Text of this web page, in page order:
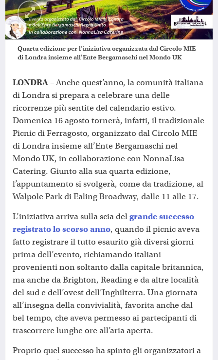
Quarta edizione per l’iniziativa organizzata dal Circolo MIE
di Londra insieme all’Ente Bergamaschi nel Mondo UK
LONDRA –Anche quest’anno, la comunità italiana
di Londra si prepara a celebrare una delle
ricorrenze più sentite del calendario estivo.
Domenica 16 agosto tornerà, infatti, il tradizionale
Picnic di Ferragosto, organizzato dal Circolo MIE
di Londra insieme all’Ente Bergamaschi nel
Mondo UK, in collaborazione con NonnaLisa
Catering. Giunto alla sua quarta edizione,
l’appuntamento si svolgerà, come da tradizione, al
Walpole Park di Ealing Broadway, dalle 11 alle 17.
L’iniziativa arriva sulla scia delgrande successo
registrato lo scorso anno, quando il picnic aveva
fatto registrare il tutto esaurito già diversi giorni
prima dell’evento, richiamando italiani
provenienti non soltanto dalla capitale britannica,
ma anche da Brighton, Reading e da altre località
del sud e dell’ovest dell’Inghilterra. Una giornata
all’insegna della convivialità, favorita anche dal
bel tempo, che aveva permesso ai partecipanti di
trascorrere lunghe ore all’aria aperta.
Proprio quel successo ha spinto gli organizzatori a